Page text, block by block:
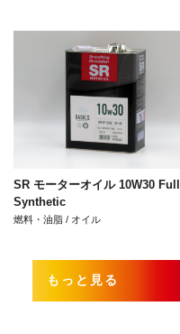
SR モーターオイル 10W30 Full
Synthetic
燃料・油脂 / オイル
もっと見る